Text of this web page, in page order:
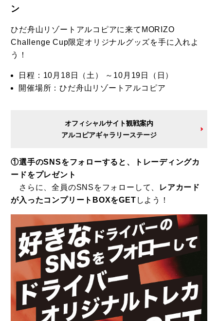
ン
ひだ舟山リゾートアルコピアに来てMORIZO
Challenge Cup限定オリジナルグッズを手に入れよ
う！
日程：10月18日（土） ～10月19日（日）
開催場所：ひだ舟山リゾートアルコピア
オフィシャルサイト観戦案内
アルコピアギャラリーステージ
①選手のSNSをフォローすると、トレーディングカ
ードをプレゼント
さらに、全員のSNSをフォローして、
レアカード
が入ったコンプリートBOXをGET しよう！